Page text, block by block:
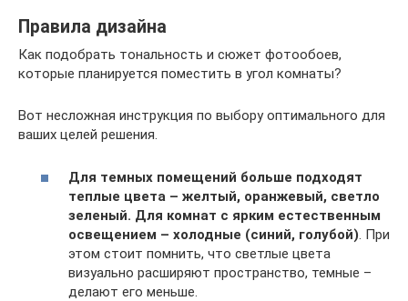
Правила дизайна
Как подобрать тональность и сюжет фотообоев,
которые планируется поместить в угол комнаты?
Вот несложная инструкция по выбору оптимального для
ваших целей решения.
Для темных помещений больше подходят
теплые цвета – желтый, оранжевый, светло
зеленый. Для комнат с ярким естественным
освещением – холодные (синий, голубой) . При
этом стоит помнить, что светлые цвета
визуально расширяют пространство, темные –
делают его меньше.